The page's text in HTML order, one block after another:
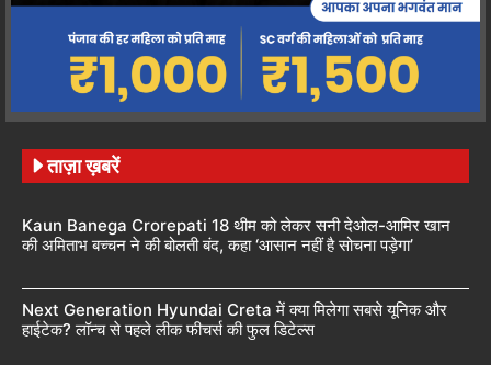
ताज़ा ख़बरें
Kaun Banega Crorepati 18 थीम को लेकर सनी देओल-आमिर खान
की अमिताभ बच्चन ने की बोलती बंद, कहा ‘आसान नहीं है सोचना पड़ेगा’
Next Generation Hyundai Creta में क्या मिलेगा सबसे यूनिक और
हाईटेक? लॉन्च से पहले लीक फीचर्स की फुल डिटेल्स